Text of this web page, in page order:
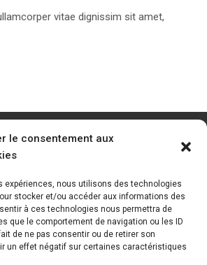
le consentement aux
expériences, nous utilisons des technologies
stocker et/ou accéder aux informations des
à ces technologies nous permettra de
que le comportement de navigation ou les ID
de ne pas consentir ou de retirer son
un effet négatif sur certaines caractéristiques
vitae dignissim sit amet,